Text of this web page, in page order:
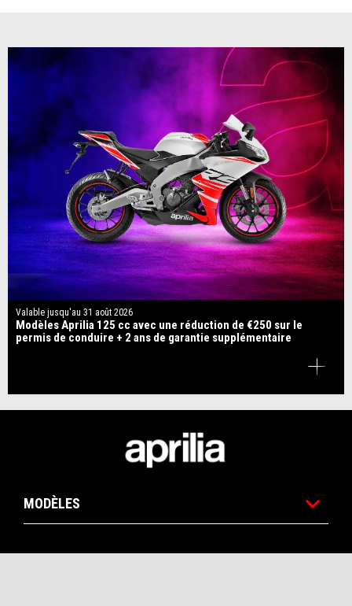
BROCHURE
Valable jusqu'au 31 août 2026
Modèles Aprilia 125 cc avec une réduction de €250 sur le
permis de conduire + 2 ans de garantie supplémentaire
MODÈLES
PROMOTIONS